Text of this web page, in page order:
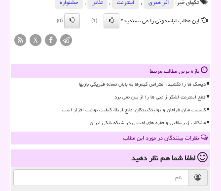
این مطلب لباسدونی را می پسندید؟
(1)
(0)
X
تازه ترین مطالب مرتبط
دیسک ها را نکشید، اعتراض گیمرها به پایان نسخه فیزیکی بازیها
قطع اینترنت لشکر زامبی ها را از بین نمی برد
گسست میان طراحان و تولیدکنندگان، مانع ارتقاء کیفیت نوشت افزار است
مشکلات زیرساختی و حفره های امنیتی در شبکه بانکی ایران
نظرات بینندگان در مورد این مطلب
لطفا شما همنظر دهید